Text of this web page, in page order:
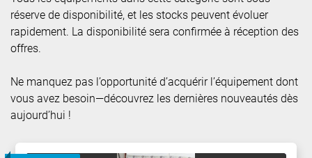
réserve de disponibilité, et les stocks peuvent évoluer
rapidement. La disponibilité sera confirmée à réception des
offres.
Ne manquez pas l’opportunité d’acquérir l’équipement dont
vous avez besoin—découvrez les dernières nouveautés dès
aujourd’hui !